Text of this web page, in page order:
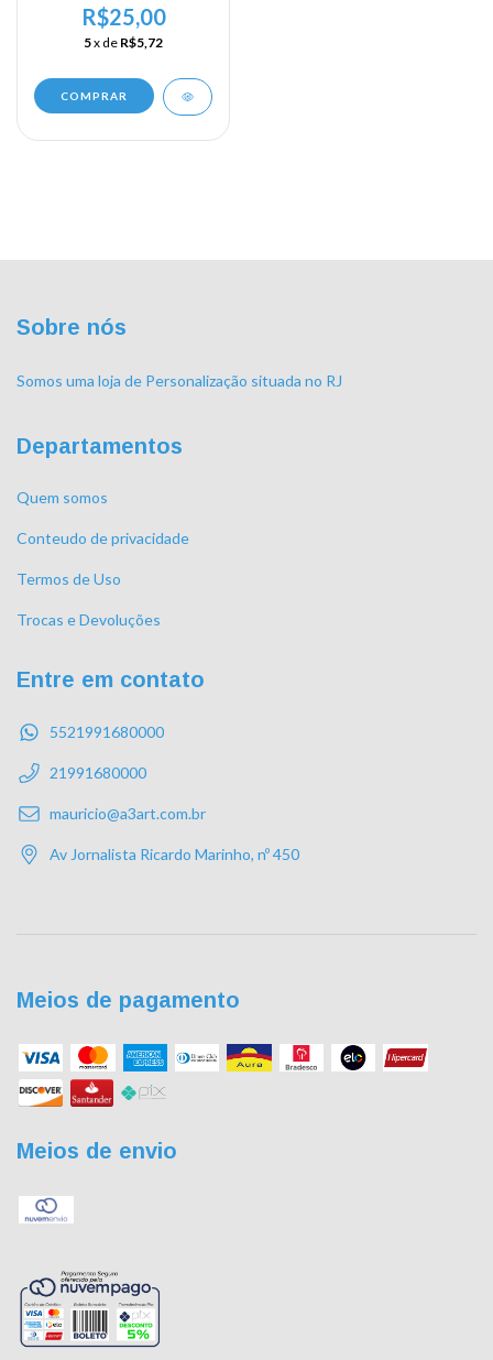
R$25,00
5x de R$5,72
COMPRAR
Sobre nós
Somos uma loja de Personalização situada no RJ
Departamentos
Quem somos
Conteudo de privacidade
Termos de Uso
Trocas e Devoluções
Entre em contato
5521991680000
21991680000
mauricio@a3art.com.br
Av Jornalista Ricardo Marinho, nº 450
Meios de pagamento
Meios de envio